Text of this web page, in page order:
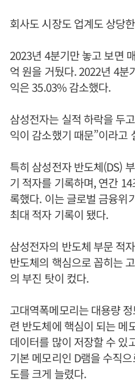
회사도 시장도 업계도 상당
2023년 4분기만 놓고 보면
억 원을 거뒀다. 2022년 4분
익은 35.03% 감소했다.
삼성전자는 실적 하락을 두
익이 감소했기 때문”이라고
특히 삼성전자 반도체(DS)
기 적자를 기록하며, 연간
록했다. 이는 글로벌 금융위
최대 적자 기록이 됐다.
삼성전자의 반도체 부문 적
반도체의 핵심으로 꼽히는
의 부진 탓이 컸다.
고대역폭메모리는 대용량
련 반도체에 핵심이 되는 메
데이터를 많이 저장할 수 있
기본 메모리인 D램을 수직
도를 크게 늘렸다.